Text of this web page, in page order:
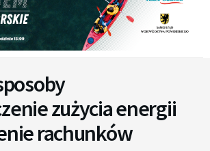
zużycia energii
rachunków